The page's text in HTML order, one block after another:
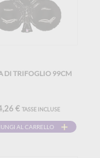
DI TRIFOGLIO 99CM
€ TASSE INCLUSE
AL CARRELLO